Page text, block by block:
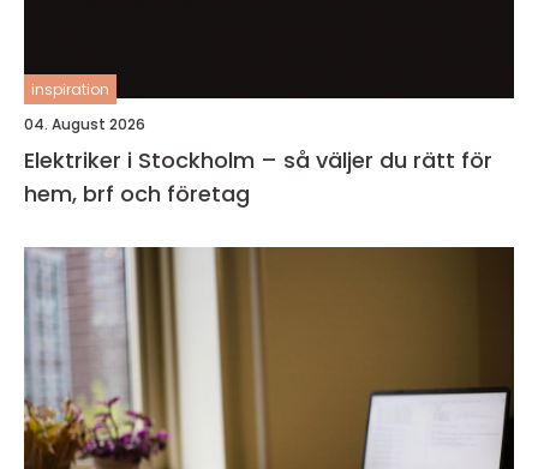
inspiration
04. August 2026
Elektriker i Stockholm – så väljer du rätt för
hem, brf och företag